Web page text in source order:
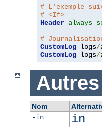
# L'exemple
# <If>
Header always
#
CustomLog logs/
CustomLog logs/
Autres
Nom
-in
in